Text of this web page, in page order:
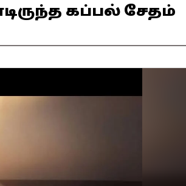
கப்பல் சேதம்